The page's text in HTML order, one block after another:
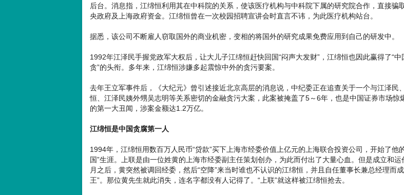
后台。消息指，江绵恒利用其在中科院的关系，使该医疗机构与中科院下属的研究院合作，直接骗
央政府及上海政府资金。江绵恒曾在一次校园招聘宣讲会时直言不讳，为此医疗机构站台。
据悉，该公司不断雇人窃取国外的商业机密，变相的将国外的研究成果免费应用到自己的研发中。
1992年江泽民手握党政军大权后，让大儿子江绵恒赶快回国“闷声大发财”，江绵恒也因此赢得了“中
贪”的头衔。多年来，江绵恒涉嫌多起震惊中外的贪污要案。
去年王立军事件后，《大纪元》曾引述接近北京高层的消息说，中纪委正在追查关于一个与江泽民
恒、江泽民姨外甥吴志明等关系密切的金融贪污大案，此案被掩盖了5～6年，也是中国证券市场惊
的第一大丑闻，涉案金额达1.2万亿。
江绵恒是中国贪腐第一人
1994年，江绵恒用数百万人民币“贷款”买下上海市经委价值上亿元的上海联合投资公司，开始了他
国”生涯。上联是由一位姓黄的上海市经委副主任策划创办，为此而付出了大量心血。但是成立和运
月之后，黄突然被调回经委，然后“空降”来当时谁也不认识的江绵恒，并且自任董事长兼总经理而
王”。那位黄先生就此消失，连名字都没有人记得了。“上联”就这样被江绵恒抢去。